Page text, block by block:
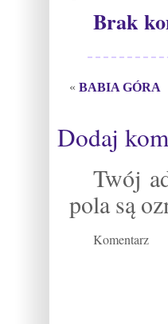
Brak
« BABIA GÓRA
Dodaj
Twój
pola są
Komentarz